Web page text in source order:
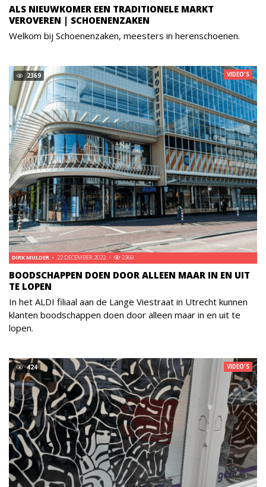
ALS NIEUWKOMER EEN TRADITIONELE MARKT
VEROVEREN | SCHOENENZAKEN
Welkom bij Schoenenzaken, meesters in herenschoenen.
2369
BOODSCHAPPEN DOEN DOOR ALLEEN MAAR IN EN UIT
TE LOPEN
DIRK MULDER 22 DECEMBER 2022 2369
VIDEO'S
In het ALDI filiaal aan de Lange Viestraat in Utrecht kunnen
klanten boodschappen doen door alleen maar in en uit te
lopen.
424 VIDEO'S